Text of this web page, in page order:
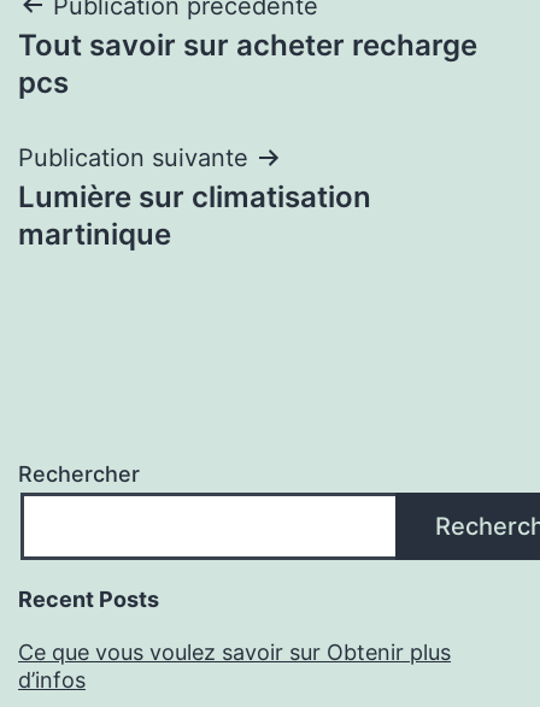
Navigation
de
Tout savoir sur acheter recharge
pcs
Publication suivante
Lumière sur climatisation
martinique
Rechercher
Recent Posts
Ce que vous voulez savoir sur Obtenir plus
d’infos